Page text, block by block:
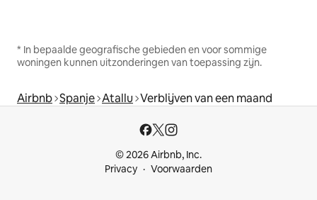
* In bepaalde geografische gebieden en voor sommige
woningen kunnen uitzonderingen van toepassing zijn.
Airbnb Spanje Atallu Verblijven van een maand
© 2026 Airbnb, Inc.
Privacy
Voorwaarden